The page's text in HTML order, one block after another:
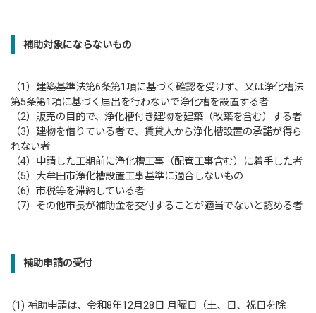
補助対象にならないもの
（1）建築基準法第6条第1項に基づく確認を受けず、又は浄化槽法
第5条第1項に基づく届出を行わないで浄化槽を設置する者
（2）販売の目的で、浄化槽付き建物を建築（改築を含む）する者
（3）建物を借りている者で、賃貸人から浄化槽設置の承諾が得ら
れない者
（4）申請した工期前に浄化槽工事（配管工事含む）に着手した者
（5）大牟田市浄化槽設置工事基準に適合しないもの
（6）市税等を滞納している者
（7）その他市長が補助金を交付することが適当でないと認める者
補助申請の受付
(1) 補助申請は、令和8年12月28日 月曜日（土、日、祝日を除